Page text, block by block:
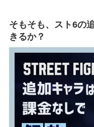
そもそも、スト6の
きるか？